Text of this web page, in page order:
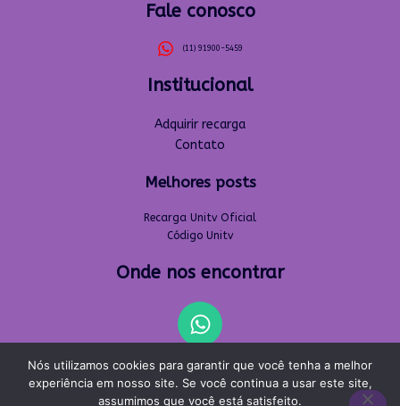
Fale conosco
(11) 91900-5459
Institucional
Adquirir recarga
Contato
Melhores posts
Recarga Unitv Oficial
Código Unitv
Onde nos encontrar
Copyright 2024-2025 Unitv Recarga©. Todos os direitos
reservados.
Nós utilizamos cookies para garantir que você tenha a melhor
experiência em nosso site. Se você continua a usar este site,
assumimos que você está satisfeito.